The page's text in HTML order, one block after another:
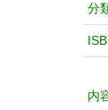
分
内